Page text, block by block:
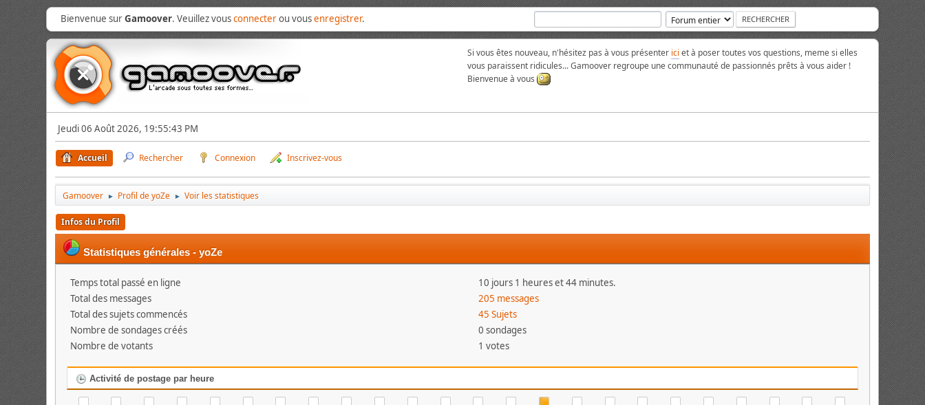
Bienvenue surGamoover. Veuillez vousconnecterou vousenregistrer.
Si vous êtes nouveau, n'hésitez pas à vous présenter ici et à poser toutes vos questions, meme si elles
vous paraissent ridicules... Gamoover regroupe une communauté de passionnés prêts à vous aider !
Bienvenue à vous
Jeudi 06 Août 2026, 19:55:43 PM
Accueil Rechercher Connexion Inscrivez-vous
Gamoover ► Profil de yoZe ► Voir les statistiques
Infos du Profil
Statistiques générales - yoZe
Temps total passé en ligne
10 jours 1 heures et 44 minutes.
Total des messages
205 messages
Total des sujets commencés
45 Sujets
Nombre de sondages créés
0 sondages
Nombre de votants
1 votes
Activité de postage par heure